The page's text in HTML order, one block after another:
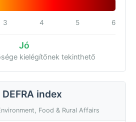
3 4 5 6
Jó
kielégítőnek tekinthető
DEFRA index
Food & Rural Affairs